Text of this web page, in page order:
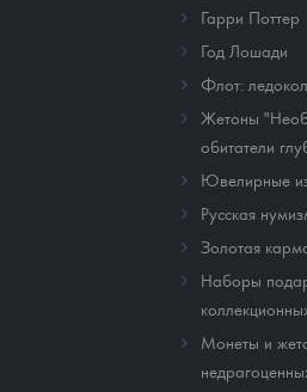
Гарри Поттер
Год Лошади
Флот:
Жетоны
обитатели
Ювелирные
Русская
Золотая
Наборы
Монеты и